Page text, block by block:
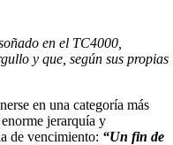
en el TC4000,
y que, según sus propias
en una categoría más
jerarquía y
de vencimiento: “Un fin de